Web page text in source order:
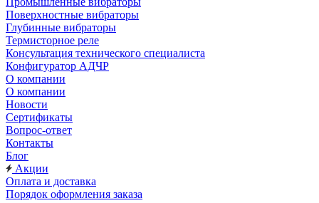
Поверхностные вибраторы
Глубинные вибраторы
Термисторное реле
Консультация технического специалиста
Конфигуратор АДЧР
О компании
О компании
Новости
Сертификаты
Вопрос-ответ
Контакты
Блог
Акции
Оплата и доставка
Порядок оформления заказа